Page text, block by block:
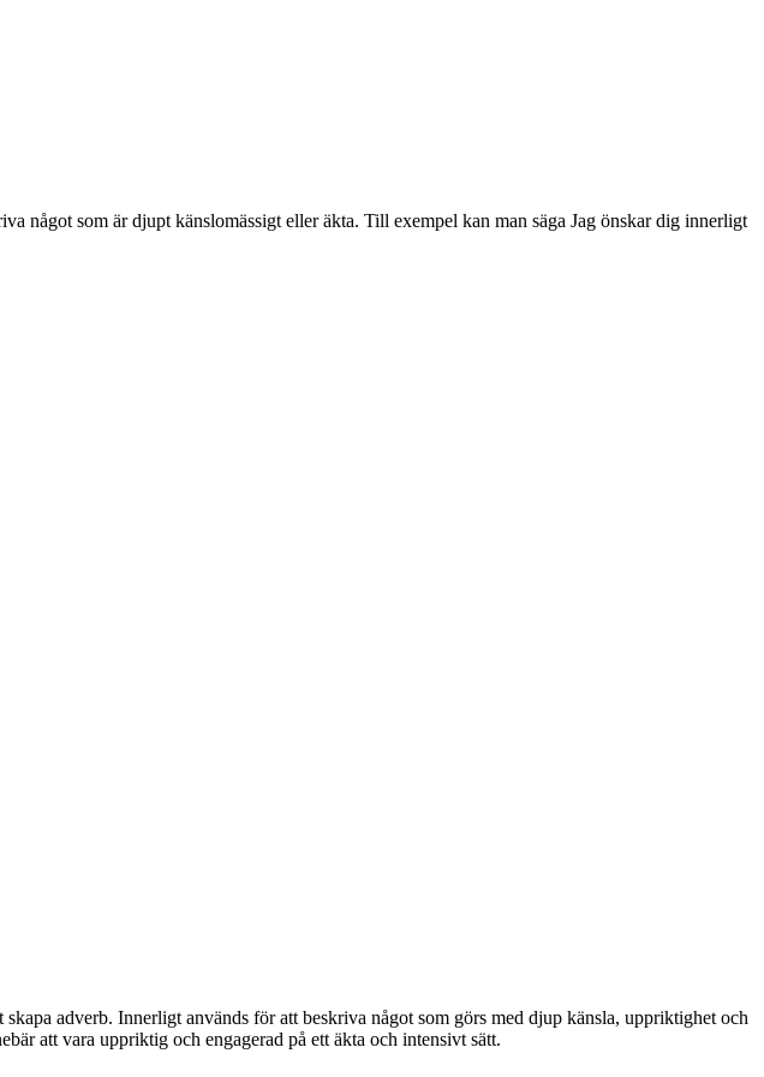
något som är djupt känslomässigt eller äkta. Till exempel kan man säga Jag önskar dig innerligt
adverb. Innerligt används för att beskriva något som görs med djup känsla, uppriktighet och
att vara uppriktig och engagerad på ett äkta och intensivt sätt.